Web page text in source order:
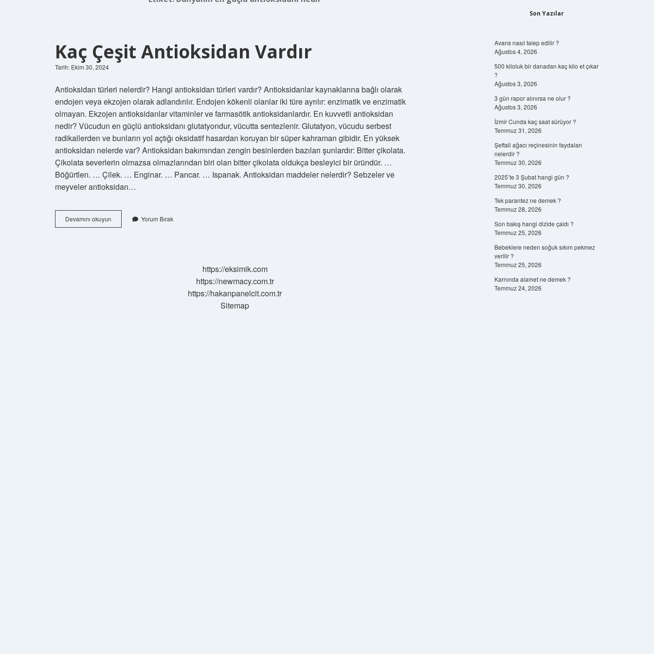
Kaç Çeşit Antioksidan Vardır
Tarih: Ekim 30, 2024
Antioksidan türleri nelerdir? Hangi antioksidan türleri vardır? Antioksidanlar kaynaklarına bağlı olarak
endojen veya ekzojen olarak adlandırılır. Endojen kökenli olanlar iki türe ayrılır: enzimatik ve enzimatik
olmayan. Ekzojen antioksidanlar vitaminler ve farmasötik antioksidanlardır. En kuvvetli antioksidan
nedir? Vücudun en güçlü antioksidanı glutatyondur, vücutta sentezlenir. Glutatyon, vücudu serbest
radikallerden ve bunların yol açtığı oksidatif hasardan koruyan bir süper kahraman gibidir. En yüksek
antioksidan nelerde var? Antioksidan bakımından zengin besinlerden bazıları şunlardır: Bitter çikolata.
Çikolata severlerin olmazsa olmazlarından biri olan bitter çikolata oldukça besleyici bir üründür. …
Böğürtlen. … Çilek. … Enginar. … Pancar. … Ispanak. Antioksidan maddeler nelerdir? Sebzeler ve
meyveler antioksidan…
Devamını okuyun
Çeşit
Yorum Bırak
https://eksimik.com
https://newmacy.com.tr
https://hakanpanelcit.com.tr
Sitemap
Son Yazılar
Avans nasıl talep edilir ?
Ağustos 4, 2026
500 kiloluk bir danadan kaç kilo et çıkar
?
Ağustos 3, 2026
3 gün rapor alınırsa ne olur ?
Ağustos 3, 2026
İzmir Cunda kaç saat sürüyor ?
Temmuz 31, 2026
Şeftali ağacı reçinesinin faydaları
nelerdir ?
Temmuz 30, 2026
2025’te 3 Şubat hangi gün ?
Temmuz 30, 2026
Tek parantez ne demek ?
Temmuz 28, 2026
Son bakış hangi dizide çaldı ?
Temmuz 25, 2026
Bebeklere neden soğuk sıkım pekmez
verilir ?
Temmuz 25, 2026
Karnında alamet ne demek ?
Temmuz 24, 2026